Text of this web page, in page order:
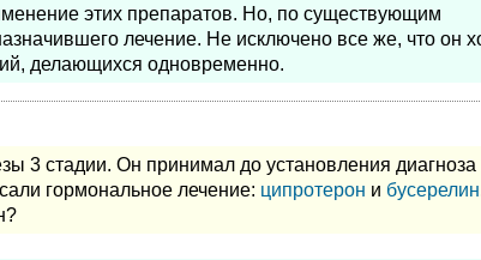
этих препаратов. Но, по существующим
лечение. Не исключено все же, что он
делающихся одновременно.
3 стадии. Он принимал до установления диагноза
гормональное лечение: ципротерон и бусерелин